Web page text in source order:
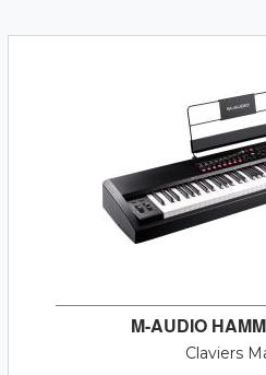
M-AUDIO
Claviers